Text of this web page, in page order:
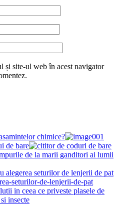
și site-ul web în acest navigator
chimice?
de bare
de la marii ganditori ai lumii
alegerea seturilor de lenjerii de pat
in ceea ce priveste plasele de